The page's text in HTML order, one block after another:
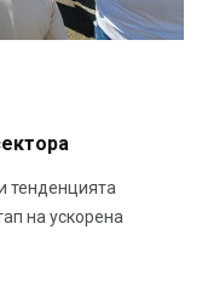
тенденцията
на ускорена